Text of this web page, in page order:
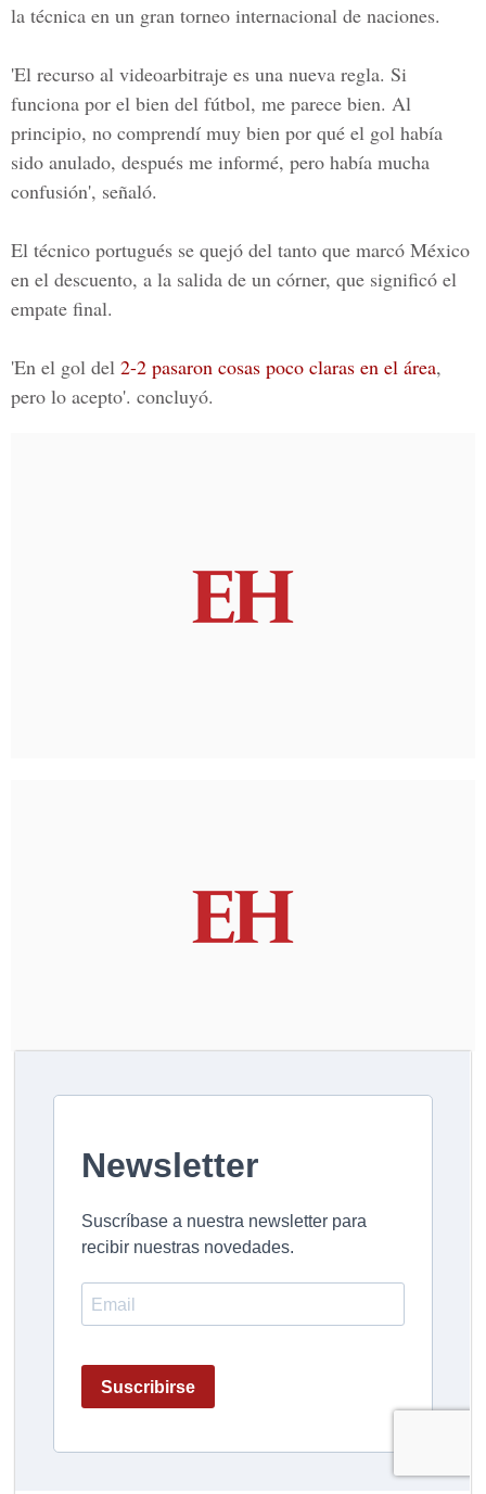
la técnica en un gran torneo internacional de naciones.
'El recurso al videoarbitraje es una nueva regla. Si
funciona por el bien del fútbol, me parece bien. Al
principio, no comprendí muy bien por qué el gol había
sido anulado, después me informé, pero había mucha
confusión', señaló.
El técnico portugués se quejó del tanto que marcó México
en el descuento, a la salida de un córner, que significó el
empate final.
'En el gol del 2-2 pasaron cosas poco claras en el área,
pero lo acepto'. concluyó.